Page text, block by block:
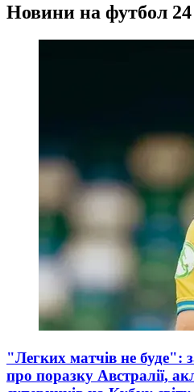
Новини на футбол 24
"Легких матчів не буде":
про поразку Австралії,